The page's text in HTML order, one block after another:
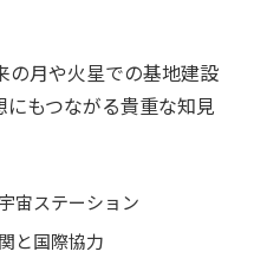
の月や火星での基地建設
もつながる貴重な知見
宙ステーション
と国際協力